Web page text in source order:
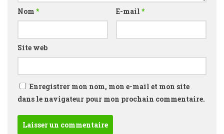
Nom * E-mail *
Site web
Enregistrer mon nom, mon e-mail et mon site
dans le navigateur pour mon prochain commentaire.